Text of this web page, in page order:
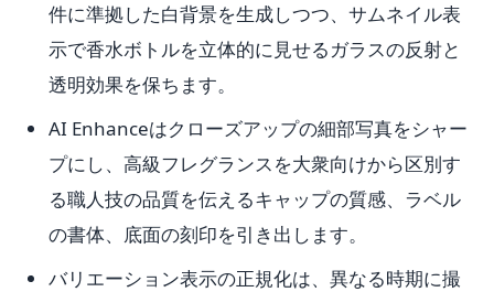
件に準拠した白背景を生成しつつ、サムネイル表
示で香水ボトルを立体的に見せるガラスの反射と
透明効果を保ちます。
AI Enhanceはクローズアップの細部写真をシャー
プにし、高級フレグランスを大衆向けから区別す
る職人技の品質を伝えるキャップの質感、ラベル
の書体、底面の刻印を引き出します。
バリエーション表示の正規化は、異なる時期に撮